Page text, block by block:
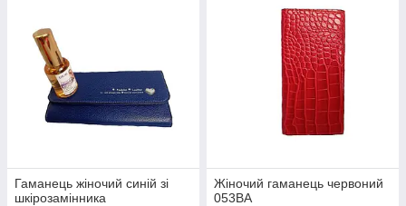
Гаманець жіночий синій зі
шкірозамінника
Жіночий гаманець червоний
053ВА